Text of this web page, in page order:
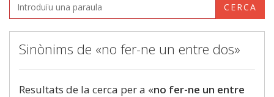
CERCA
Sinònims de «no fer-ne un entre dos»
Resultats de la cerca per a «no fer-ne un entre